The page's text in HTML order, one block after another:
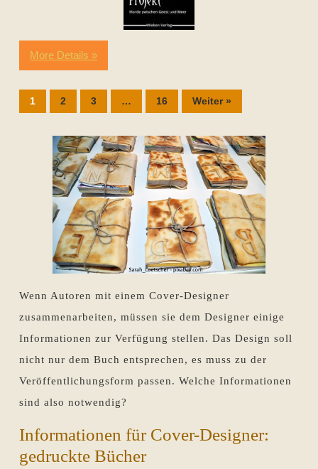
More Details »
1 2 3 … 16 Weiter »
Wenn Autoren mit einem Cover-Designer
zusammenarbeiten, müssen sie dem Designer einige
Informationen zur Verfügung stellen. Das Design soll
nicht nur dem Buch entsprechen, es muss zu der
Veröffentlichungsform passen. Welche Informationen
sind also notwendig?
Informationen für Cover-Designer:
gedruckte Bücher